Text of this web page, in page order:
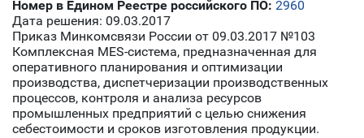
Номер в Едином Реестре российского ПО: 2960
Дата решения: 09.03.2017
Приказ Минкомсвязи России от 09.03.2017 №103
Комплексная MES-система, предназначенная для
оперативного планирования и оптимизации
производства, диспетчеризации производственных
процессов, контроля и анализа ресурсов
промышленных предприятий с целью снижения
себестоимости и сроков изготовления продукции.